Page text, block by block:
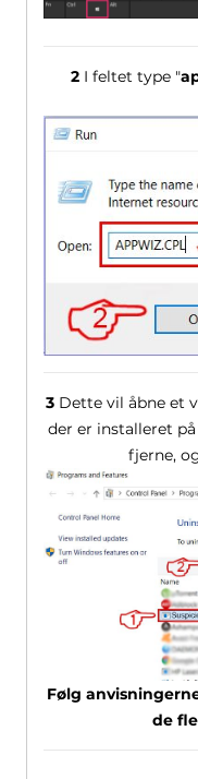
2 I feltet type "
3 Dette vil åbne et
der er installeret
fjerne,
Følg
de